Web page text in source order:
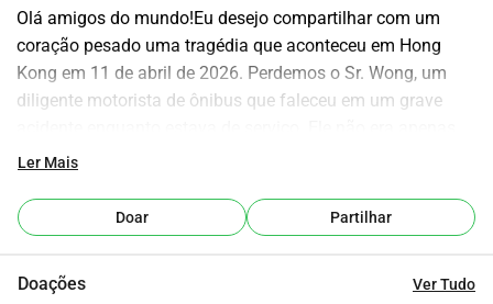
Olá amigos do mundo!Eu desejo compartilhar com um
coração pesado uma tragédia que aconteceu em Hong
Kong em 11 de abril de 2026. Perdemos o Sr. Wong, um
diligente motorista de ônibus que faleceu em um grave
um motorista; ele era o único provedor e o pilar de sua
que tem TDAH e depende muito do apoio do pai.A
dedicação do Sr. Wong à sua família era silenciosa, mas
frequentes e dolorosas, ele nunca reclamou. Ele
Ler Mais
Doar Partilhar
Doações Ver Tudo